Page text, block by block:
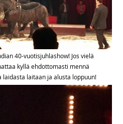
40-vuotisjuhlashow! Jos vielä
kyllä ehdottomasti mennä
laitaan ja alusta loppuun!